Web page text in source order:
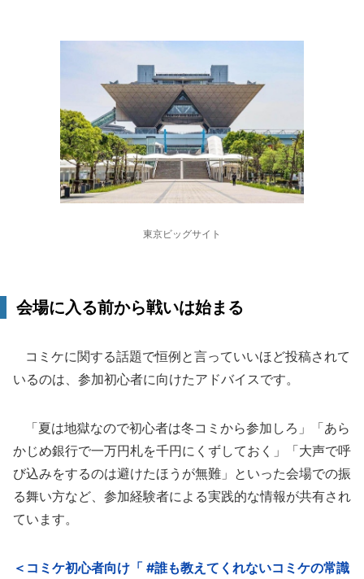
東京ビッグサイト
会場に入る前から戦いは始まる
コミケに関する話題で恒例と言っていいほど投稿されて
いるのは、参加初心者に向けたアドバイスです。
「夏は地獄なので初心者は冬コミから参加しろ」「あら
かじめ銀行で一万円札を千円にくずしておく」「大声で呼
び込みをするのは避けたほうが無難」といった会場での振
る舞い方など、参加経験者による実践的な情報が共有され
ています。
＜コミケ初心者向け「 #誰も教えてくれないコミケの常識